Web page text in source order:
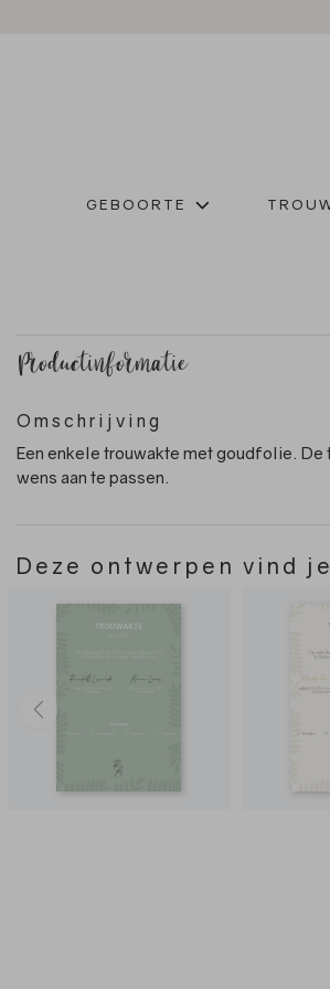
GEBOORTE
Productinformatie
Omschrijving
Een enkele trouwakte met goudfolie.
wens aan te passen.
Deze ontwerpen vind